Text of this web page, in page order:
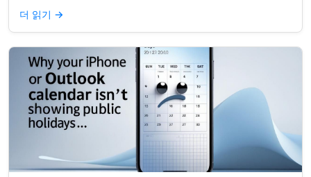
할 때 공휴일은 생각보다 더 중요...
더 읽기 →